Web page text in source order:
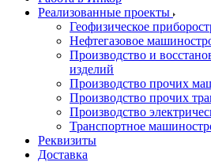
Реализованные проекты
Геофизическое
Нефтегазовое
Производство и
изделий
Производство прочих
Производство прочих
Производство
Транспортное
Реквизиты
Доставка